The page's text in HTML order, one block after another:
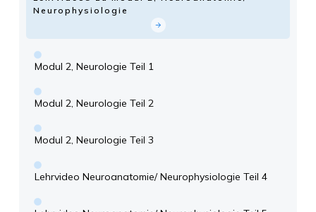
Neurophysiologie
Modul 2, Neurologie Teil 1
Modul 2, Neurologie Teil 2
Modul 2, Neurologie Teil 3
Lehrvideo Neuroanatomie/ Neurophysiologie Teil 4